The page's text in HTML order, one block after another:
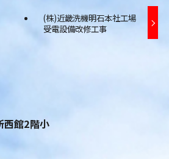
(株)近畿洗機明石本社工場
受電設備改修工事
西館2階小